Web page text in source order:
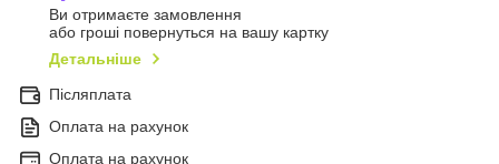
Ви отримаєте замовлення
або гроші повернуться на вашу картку
Детальніше
Післяплата
Оплата на рахунок
Оплата на рахунок